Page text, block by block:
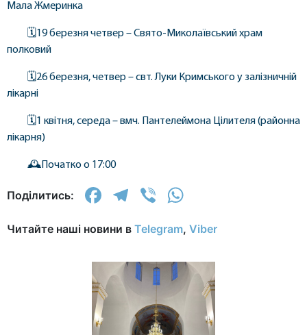
Мала Жмеринка
🗓️19 березня четвер – Свято-Миколаївський храм
полковий
🗓️26 березня, четвер – свт. Луки Кримського у залізничній
лікарні
🗓️1 квітня, середа – вмч. Пантелеймона Цілителя (районна
лікарня)
🕰️Початко о 17:00
Поділитись: Facebook
Telegram
Viber
Читайте наші новини в Telegram, Viber